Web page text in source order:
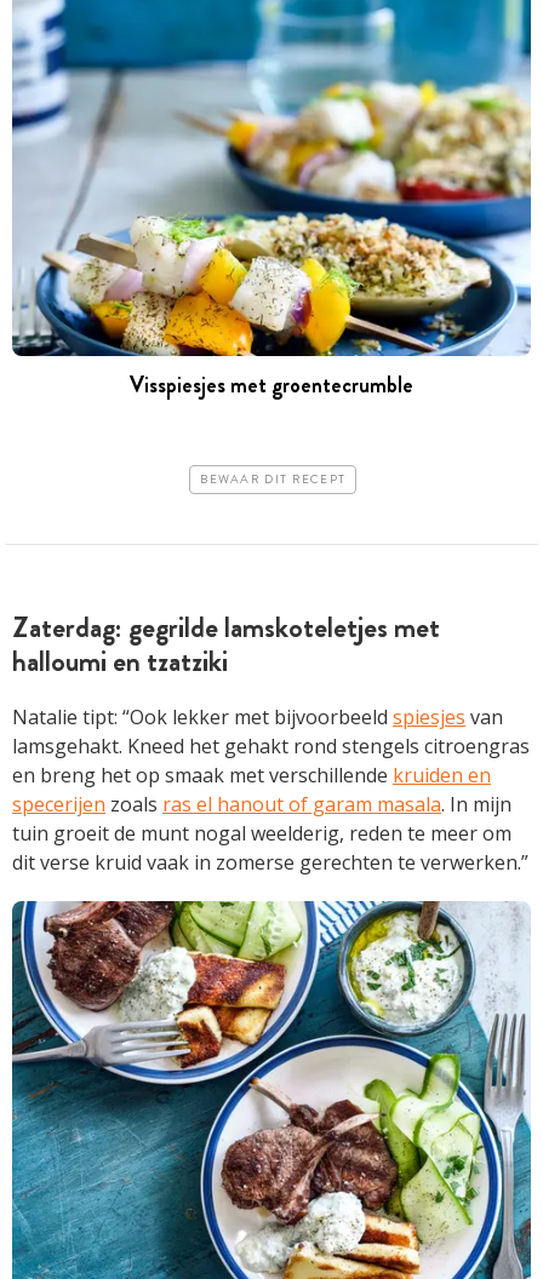
Visspiesjes met groentecrumble
BEWAAR DIT RECEPT
Zaterdag: gegrilde lamskoteletjes met
halloumi en tzatziki
Natalie tipt: “Ook lekker met bijvoorbeeld spiesjes van
lamsgehakt. Kneed het gehakt rond stengels citroengras
en breng het op smaak met verschillende kruiden en
specerijen zoals ras el hanout of garam masala. In mijn
tuin groeit de munt nogal weelderig, reden te meer om
dit verse kruid vaak in zomerse gerechten te verwerken.”